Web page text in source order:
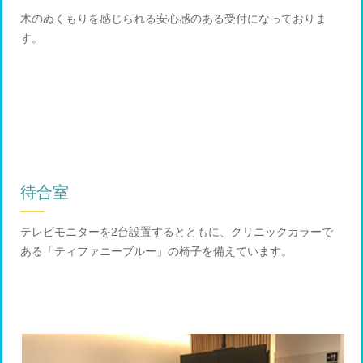
木のぬくもりを感じられる安心感のある受付になっておりま
す。
待合室
テレビモニターを2台設置するとともに、クリニックカラーで
ある「ティファニーブルー」の椅子を備えています。